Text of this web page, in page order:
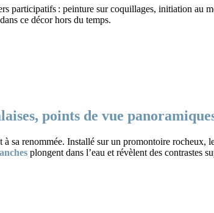
participatifs : peinture sur coquillages, initiation au
ce décor hors du temps.
points de vue
à sa renommée. Installé sur un promontoire rocheux,
plongent dans l’eau et révèlent des contrastes